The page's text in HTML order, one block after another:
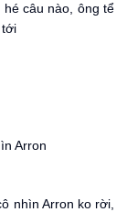
hé câu nào, ông tể
tới
Arron
nhìn Arron ko rời,